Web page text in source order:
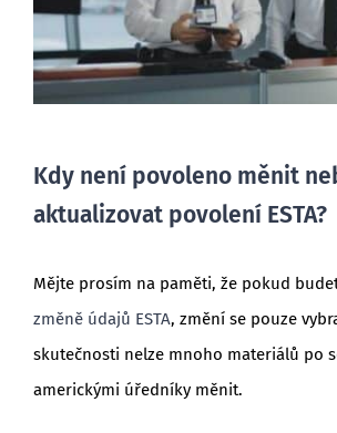
Kdy není povoleno měnit
aktualizovat povolení ESTA?
Mějte prosím na paměti, že pokud
změně údajů ESTA, změní se pouze
skutečnosti nelze mnoho materiálů po
americkými úředníky měnit.